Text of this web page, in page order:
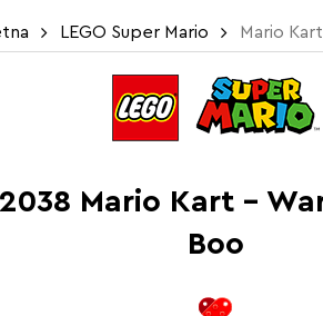
LEGO Super Mario Mario
Mario Kart –
Boo